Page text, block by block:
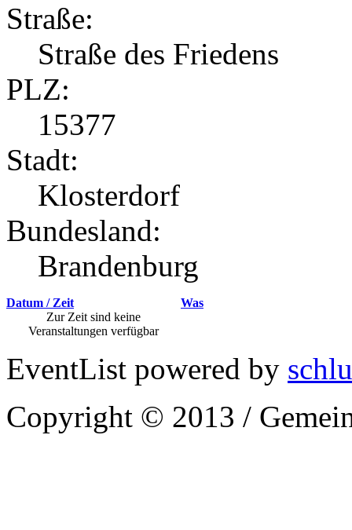
Straße:
Straße des Friedens
PLZ:
15377
Stadt:
Klosterdorf
Bundesland:
Brandenburg
Datum / Zeit
Was
Zur Zeit sind keine
Veranstaltungen verfügbar
EventList powered by
Copyright © 2013 /